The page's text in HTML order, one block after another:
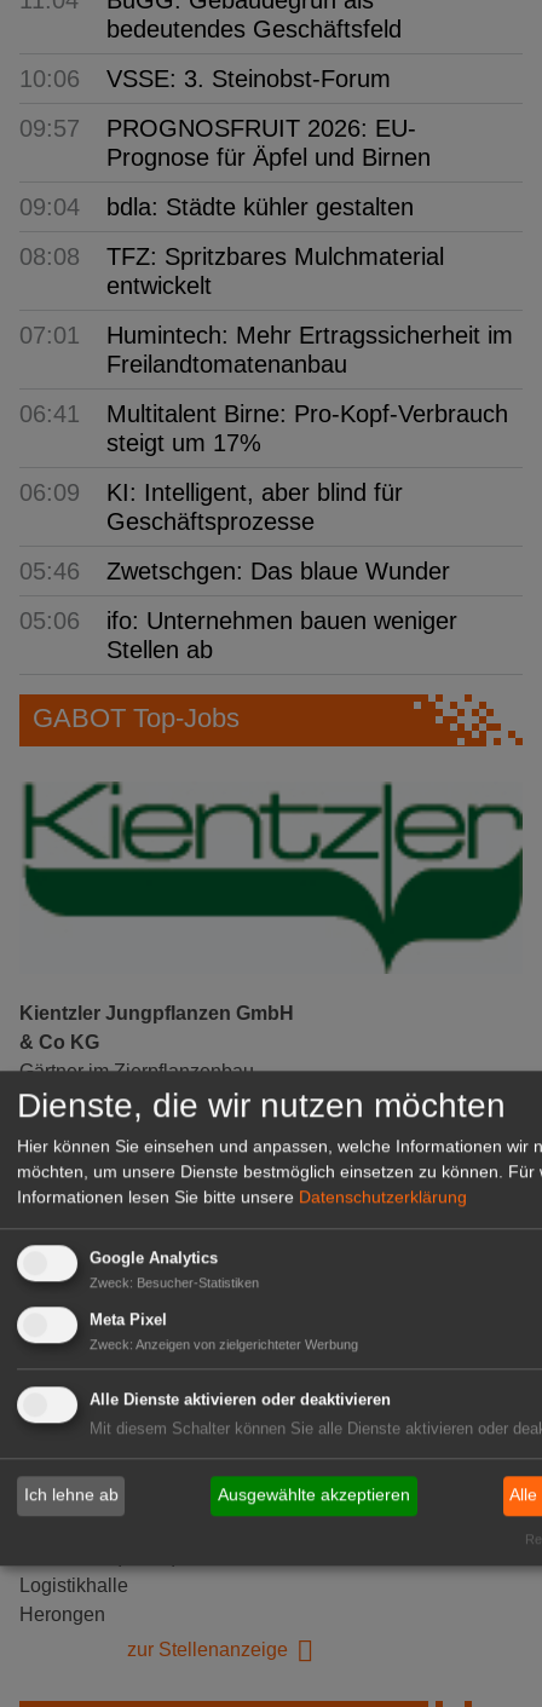
bedeutendes Geschäftsfeld
10:06
VSSE: 3. Steinobst-Forum
09:57
PROGNOSFRUIT 2026: EU-
Prognose für Äpfel und Birnen
09:04
bdla: Städte kühler gestalten
08:08
TFZ: Spritzbares Mulchmaterial
entwickelt
07:01
Humintech: Mehr Ertragssicherheit im
Freilandtomatenanbau
06:41
Multitalent Birne: Pro-Kopf-Verbrauch
steigt um 17%
06:09
KI: Intelligent, aber blind für
Geschäftsprozesse
05:46
Zwetschgen: Das blaue Wunder
05:06
ifo: Unternehmen bauen weniger
Stellen ab
GABOT Top-Jobs
Kientzler Jungpflanzen GmbH
& Co KG
Gärtner im Zierpflanzenbau
(Geselle/Meister/Techniker)
Gensingen
zur Stellenanzeige
Logistikhalle
Herongen
zur Stellenanzeige
Dienste, die wir nutzen möchten
Hier können Sie einsehen und anpassen, welche Informationen wir
möchten, um unsere Dienste bestmöglich einsetzen zu können. Für
Informationen lesen Sie bitte unsere Datenschutzerklärung
Google Analytics
Zweck: Besucher-Statistiken
Meta Pixel
Zweck: Anzeigen von zielgerichteter Werbung
Alle Dienste aktivieren oder deaktivieren
Mit diesem Schalter können Sie alle Dienste aktivieren oder
Ich lehne ab Ausgewählte akzeptieren Alle